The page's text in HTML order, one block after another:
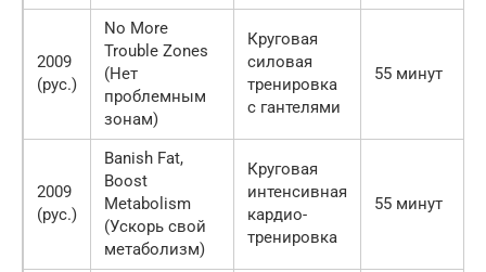
2009
(рус.)
No More
Trouble Zones
(Нет
проблемным
зонам)
Круговая
силовая
тренировка
с гантелями
55 минут
2009
(рус.)
Banish Fat,
Boost
Metabolism
(Ускорь свой
метаболизм)
Круговая
интенсивная
кардио-
тренировка
55 минут